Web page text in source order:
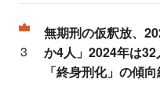
無期刑の仮釈放、
か4人」2024年は
「終身刑化」の傾向